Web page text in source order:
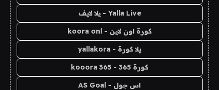
Yalla Live - يلا لايف
كورة اون لاين - koora onl
يلا كورة - yallakora
كورة 365 - kooora 365
اس جول - AS Goal